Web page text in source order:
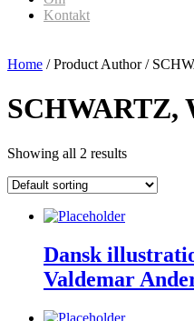
Kontakt
Home / Product Author /
SCHWARTZ,
Showing all 2 results
Dansk
Valdemar